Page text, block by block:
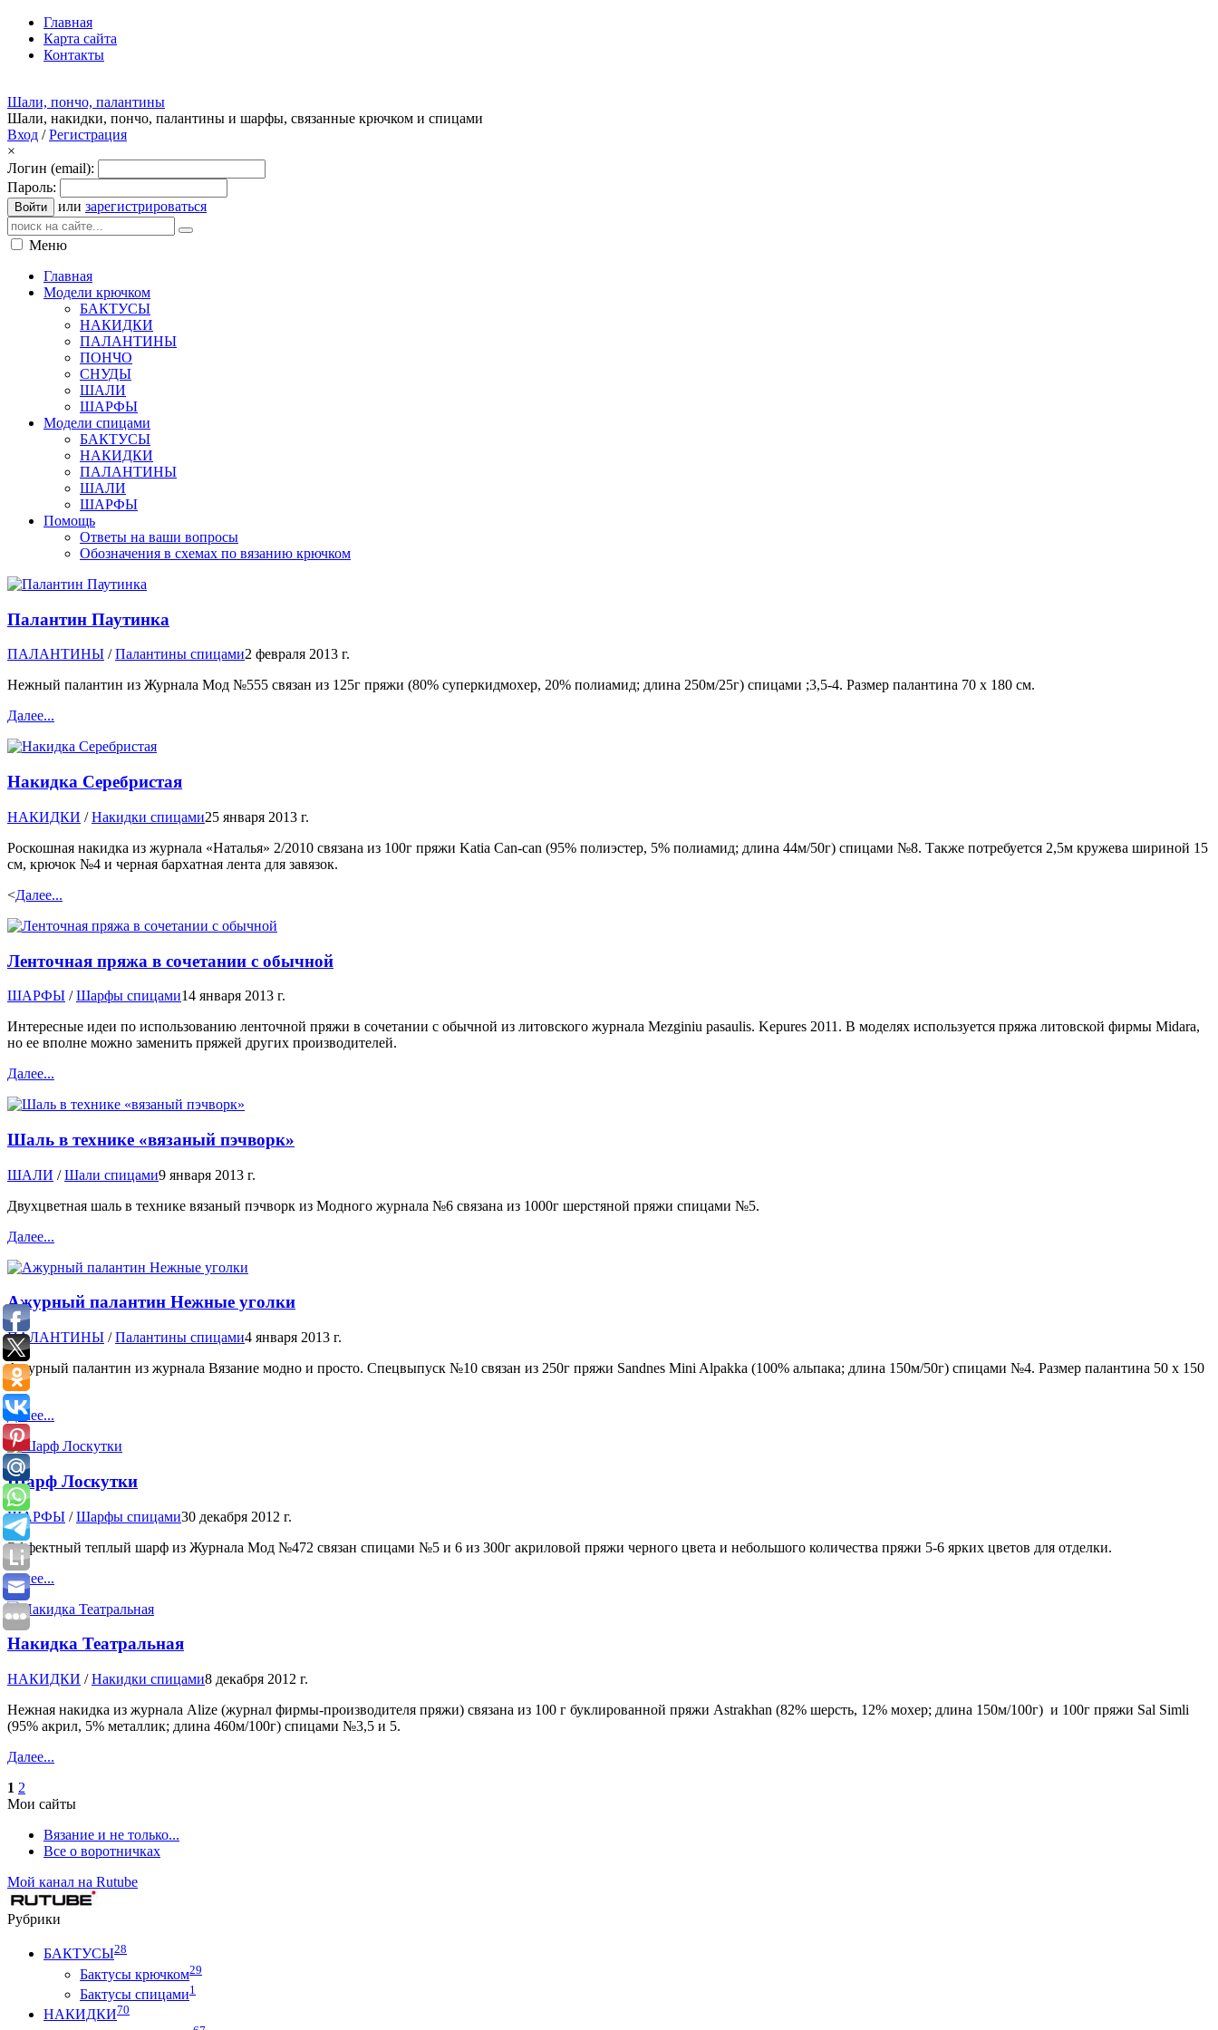
Главная
Карта сайта
Контакты
Шали, пончо, палантины
Шали, накидки, пончо, палантины и шарфы, связанные крючком и спицами
Вход /Регистрация
×
Логин (email):
Пароль:
Войти или зарегистрироваться
Меню
Главная
Модели крючком
БАКТУСЫ
НАКИДКИ
ПАЛАНТИНЫ
ПОНЧО
СНУДЫ
ШАЛИ
ШАРФЫ
Модели спицами
БАКТУСЫ
НАКИДКИ
ПАЛАНТИНЫ
ШАЛИ
ШАРФЫ
Помощь
Ответы на ваши вопросы
Обозначения в схемах по вязанию крючком
Палантин Паутинка
ПАЛАНТИНЫ /Палантины спицами2 февраля 2013 г.
Нежный палантин из Журнала Мод №555 связан из 125г пряжи (80% суперкидмохер, 20% полиамид; длина 250м/25г) спицами ;3,5-4. Размер палантина 70 х 180 см.
Далее...
Накидка Серебристая
НАКИДКИ /Накидки спицами25 января 2013 г.
Роскошная накидка из журнала «Наталья» 2/2010 связана из 100г пряжи Katia Can-can (95% полиэстер, 5% полиамид; длина 44м/50г) спицами №8. Также потребуется 2,5м кружева шириной 15
см, крючок №4 и черная бархатная лента для завязок.
<Далее...
Ленточная пряжа в сочетании с обычной
ШАРФЫ /Шарфы спицами14 января 2013 г.
Интересные идеи по использованию ленточной пряжи в сочетании с обычной из литовского журнала Mezginiu pasaulis. Kepures 2011. В моделях используется пряжа литовской фирмы Midara,
но ее вполне можно заменить пряжей других производителей.
Далее...
Шаль в технике «вязаный пэчворк»
ШАЛИ /Шали спицами9 января 2013 г.
Двухцветная шаль в технике вязаный пэчворк из Модного журнала №6 связана из 1000г шерстяной пряжи спицами №5.
Далее...
Ажурный палантин Нежные уголки
ПАЛАНТИНЫ /Палантины спицами4 января 2013 г.
Ажурный палантин из журнала Вязание модно и просто. Спецвыпуск №10 связан из 250г пряжи Sandnes Mini Alpakka (100% альпака; длина 150м/50г) спицами №4. Размер палантина 50 х 150
см.
Далее...
Шарф Лоскутки
ШАРФЫ /Шарфы спицами30 декабря 2012 г.
Эффектный теплый шарф из Журнала Мод №472 связан спицами №5 и 6 из 300г акриловой пряжи черного цвета и небольшого количества пряжи 5-6 ярких цветов для отделки.
Далее...
Накидка Театральная
НАКИДКИ /Накидки спицами8 декабря 2012 г.
Нежная накидка из журнала Alize (журнал фирмы-производителя пряжи) связана из 100 г буклированной пряжи Astrakhan (82% шерсть, 12% мохер; длина 150м/100г) и 100г пряжи Sal Simli
(95% акрил, 5% металлик; длина 460м/100г) спицами №3,5 и 5.
Далее...
1 2
Мои сайты
Вязание и не только...
Все о воротничках
Мой канал на Rutube
Рубрики
БАКТУСЫ28
Бактусы крючком29
Бактусы спицами1
НАКИДКИ70